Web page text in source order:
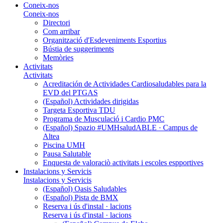
Coneix-nos
Coneix-nos
Directori
Com arribar
Organització d'Esdeveniments Esportius
Bústia de suggeriments
Memòries
Activitats
Activitats
Acreditación de Actividades Cardiosaludables para la
EVD del PTGAS
(Español) Actividades dirigidas
Targeta Esportiva TDU
Programa de Musculació i Cardio PMC
(Español) Spazio #UMHsaludABLE · Campus de
Altea
Piscina UMH
Pausa Salutable
Enquesta de valoraciò activitats i escoles espportives
Instalacions y Servicis
Instalacions y Servicis
(Español) Oasis Saludables
(Español) Pista de BMX
Reserva i ús d'instal · lacions
Reserva i ús d'instal · lacions